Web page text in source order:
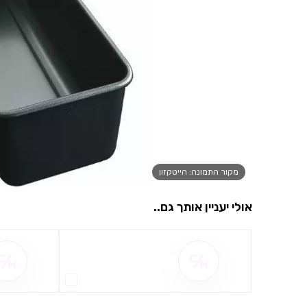
מקור התמונה: הייטקזון
אולי יעניין אותך גם..